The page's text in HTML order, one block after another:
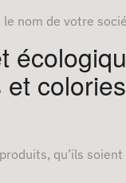
nom de votre
qu’ils